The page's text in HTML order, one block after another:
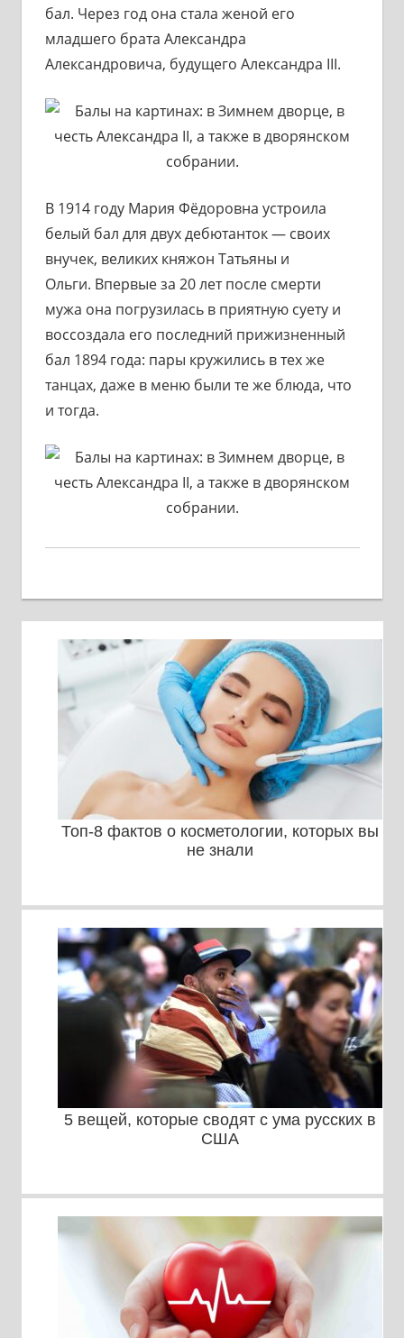
бал. Через год она стала женой его
младшего брата Александра
Александровича, будущего Александра III.
В 1914 году Мария Фёдоровна устроила
белый бал для двух дебютанток — своих
внучек, великих княжон Татьяны и
Ольги. Впервые за 20 лет после смерти
мужа она погрузилась в приятную суету и
воссоздала его последний прижизненный
бал 1894 года: пары кружились в тех же
танцах, даже в меню были те же блюда, что
и тогда.
Топ-8 фактов о косметологии, которых вы
не знали
5 вещей, которые сводят с ума русских в
США